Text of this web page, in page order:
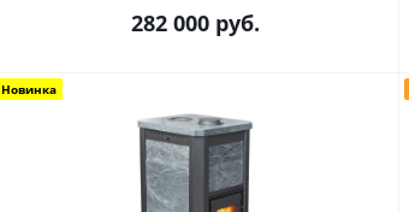
282 000руб.
Новинка